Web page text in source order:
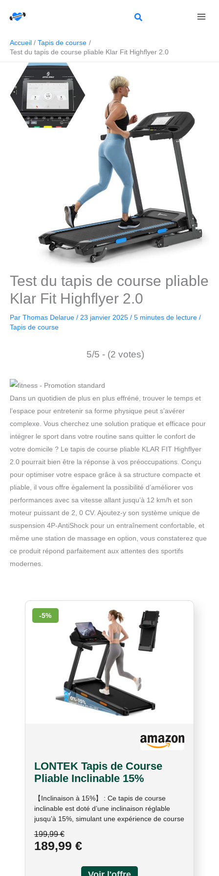
Accueil
Tapis de course
Test du tapis de course pliable Klar Fit Highflyer 2.0
Test du tapis de course pliable
Klar Fit Highflyer 2.0
Par Thomas Delarue / 23 janvier 2025 / 5 minutes de lecture /
Tapis de course
5/5 - (2 votes)
Dans un quotidien de plus en plus effréné, trouver le temps et
l’espace pour entretenir sa forme physique peut s’avérer
complexe. Vous cherchez une solution pratique et efficace pour
intégrer le sport dans votre routine sans quitter le confort de
votre domicile ? Le tapis de course pliable KLAR FIT Highflyer
2.0 pourrait bien être la réponse à vos préoccupations. Conçu
pour optimiser votre espace grâce à sa structure compacte et
pliable, il vous offre également la possibilité d’améliorer vos
performances avec sa vitesse allant jusqu’à 12 km/h et son
moteur puissant de 2, 0 CV. Ajoutez-y son système unique de
suspension 4P-AntiShock pour un entraînement confortable, et
même une station de massage en option, vous constaterez que
ce produit répond parfaitement aux attentes des sportifs
modernes.
LONTEK Tapis de Course
Pliable Inclinable 15%
【Inclinaison à 15%】 : Ce tapis de course
inclinable est doté d’une inclinaison réglable
jusqu’à 15%, simulant une expérience de course
en montagne réaliste. Il augmente la dépense
calorique de 60 % et améliore la protection des
genoux de 30 %, réduisant ainsi le risque de
cardiovasculaire de 20 % et permet un
199,99 €
189,99 €
-5%